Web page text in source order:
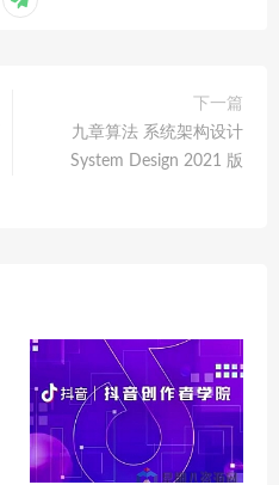
下一篇
九章算法 系统架构设计
System Design 2021 版